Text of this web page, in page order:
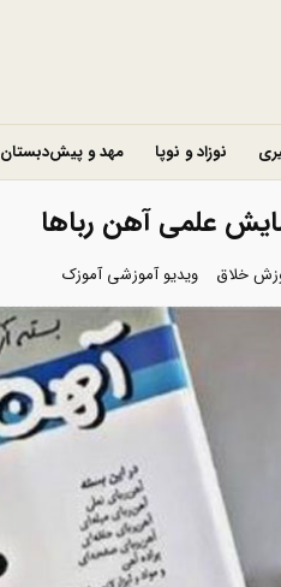
نوزاد و نوپا مهد و پیش‌دبستان
علمی آهن رباها
خلاق ویدیو آموزشی آموزک